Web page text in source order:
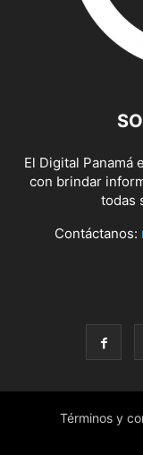
El Digital Panamá
con brindar
todas
Contáctanos:
Términos y